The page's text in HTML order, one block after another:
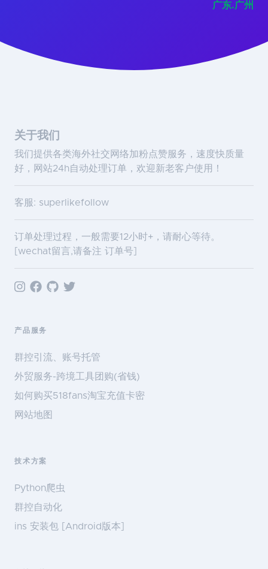
广东.广州
关于我们
我们提供各类海外社交网络加粉点赞服务，速度快质量
好，网站24h自动处理订单，欢迎新老客户使用！
客服: superlikefollow
订单处理过程，一般需要12小时+，请耐心等待。
[wechat留言,请备注 订单号]
产品服务
群控引流、账号托管
外贸服务-跨境工具团购(省钱)
如何购买518fans淘宝充值卡密
网站地图
技术方案
Python爬虫
群控自动化
ins 安装包 [Android版本]